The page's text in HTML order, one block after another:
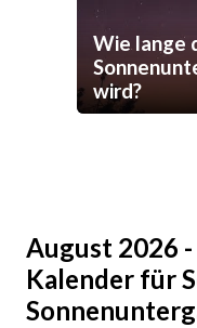
Wie lange
wird?
August 2026
Kalender für